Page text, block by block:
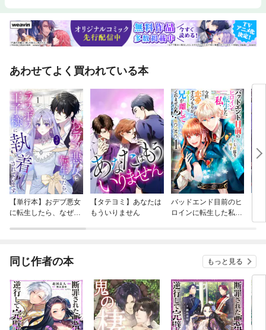
あわせてよく買われている本
【単行本】おデブ悪女
に転生したら、なぜか
【タテヨミ】あなたは
もういりません
バッドエンド目前のヒ
ロインに転生した私、
同じ作者の本 もっと見る